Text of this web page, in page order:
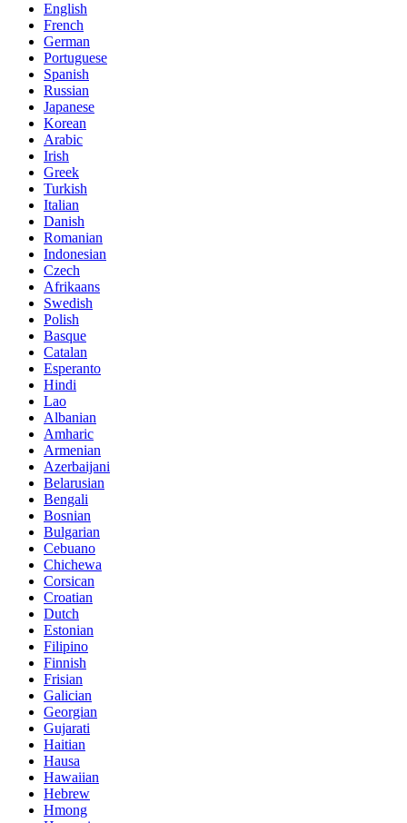
English
French
German
Portuguese
Spanish
Russian
Japanese
Korean
Arabic
Irish
Greek
Turkish
Italian
Danish
Romanian
Indonesian
Czech
Afrikaans
Swedish
Polish
Basque
Catalan
Esperanto
Hindi
Lao
Albanian
Amharic
Armenian
Azerbaijani
Belarusian
Bengali
Bosnian
Bulgarian
Cebuano
Chichewa
Corsican
Croatian
Dutch
Estonian
Filipino
Finnish
Frisian
Galician
Georgian
Gujarati
Haitian
Hausa
Hawaiian
Hebrew
Hmong